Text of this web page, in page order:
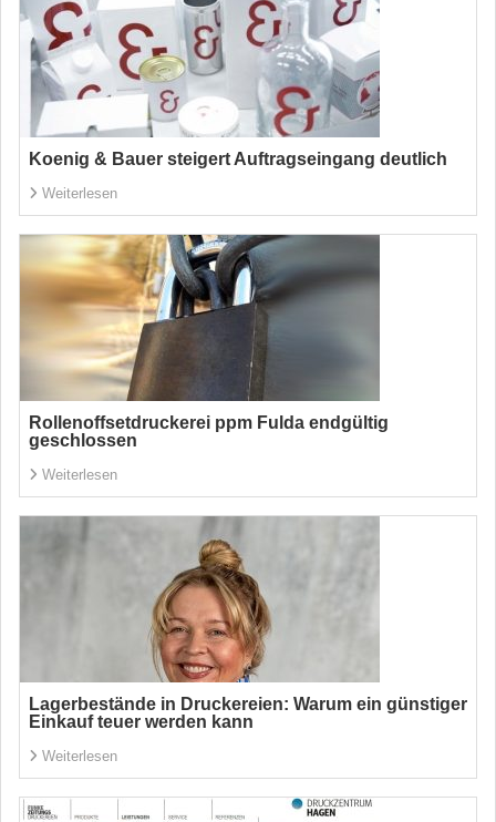
Koenig & Bauer steigert Auftragseingang deutlich
Weiterlesen
Rollenoffsetdruckerei ppm Fulda endgültig
geschlossen
Weiterlesen
Lagerbestände in Druckereien: Warum ein günstiger
Einkauf teuer werden kann
Weiterlesen